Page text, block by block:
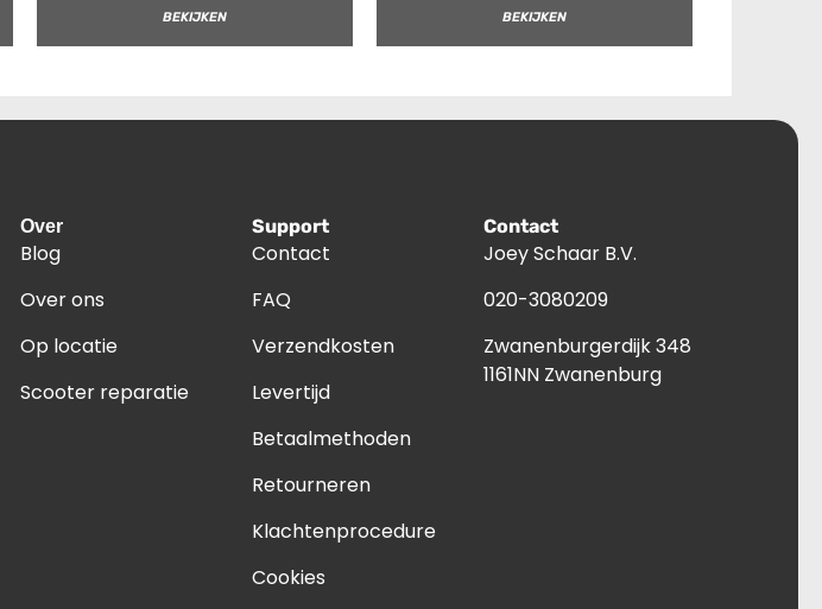
BEKIJKEN BEKIJKEN
Over
Blog
Over ons
Op locatie
Scooter reparatie
Support
Contact
FAQ
Verzendkosten
Levertijd
Betaalmethoden
Retourneren
Klachtenprocedure
Cookies
Contact
Joey Schaar B.V.
020-3080209
Zwanenburgerdijk 348
1161NN Zwanenburg